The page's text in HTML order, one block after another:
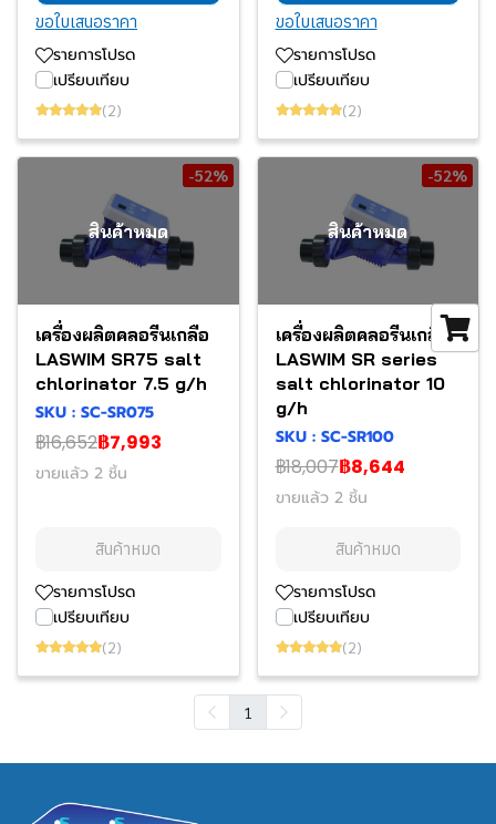
ขอใบเสนอราคา
รายการโปรด
เปรียบเทียบ
(2)
ขอใบเสนอราคา
รายการโปรด
เปรียบเทียบ
(2)
-52%
สินค้าหมด
เครื่องผลิตคลอรีนเกลือ
LASWIM SR75 salt
chlorinator 7.5 g/h
SKU : SC-SR075
฿16,652฿7,993
ขายแล้ว 2 ชิ้น
สินค้าหมด
รายการโปรด
เปรียบเทียบ
(2)
-52%
สินค้าหมด
เครื่องผลิตคลอรีนเกลือ
LASWIM SR series
salt chlorinator 10
g/h
SKU : SC-SR100
฿18,007฿8,644
ขายแล้ว 2 ชิ้น
สินค้าหมด
รายการโปรด
เปรียบเทียบ
(2)
1